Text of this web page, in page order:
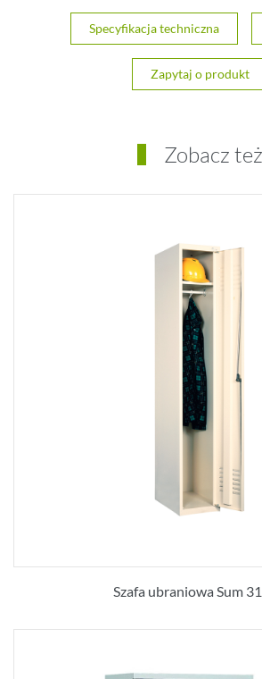
Specyfikacja techniczna
Zapytaj o produkt
Zobacz też
Szafa ubraniowa Sum